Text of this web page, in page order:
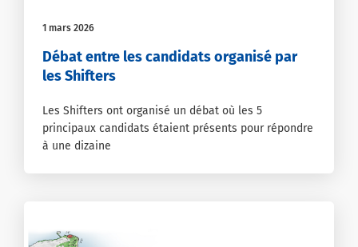
1 mars 2026
Débat entre les candidats organisé par
les Shifters
Les Shifters ont organisé un débat où les 5
principaux candidats étaient présents pour répondre
à une dizaine